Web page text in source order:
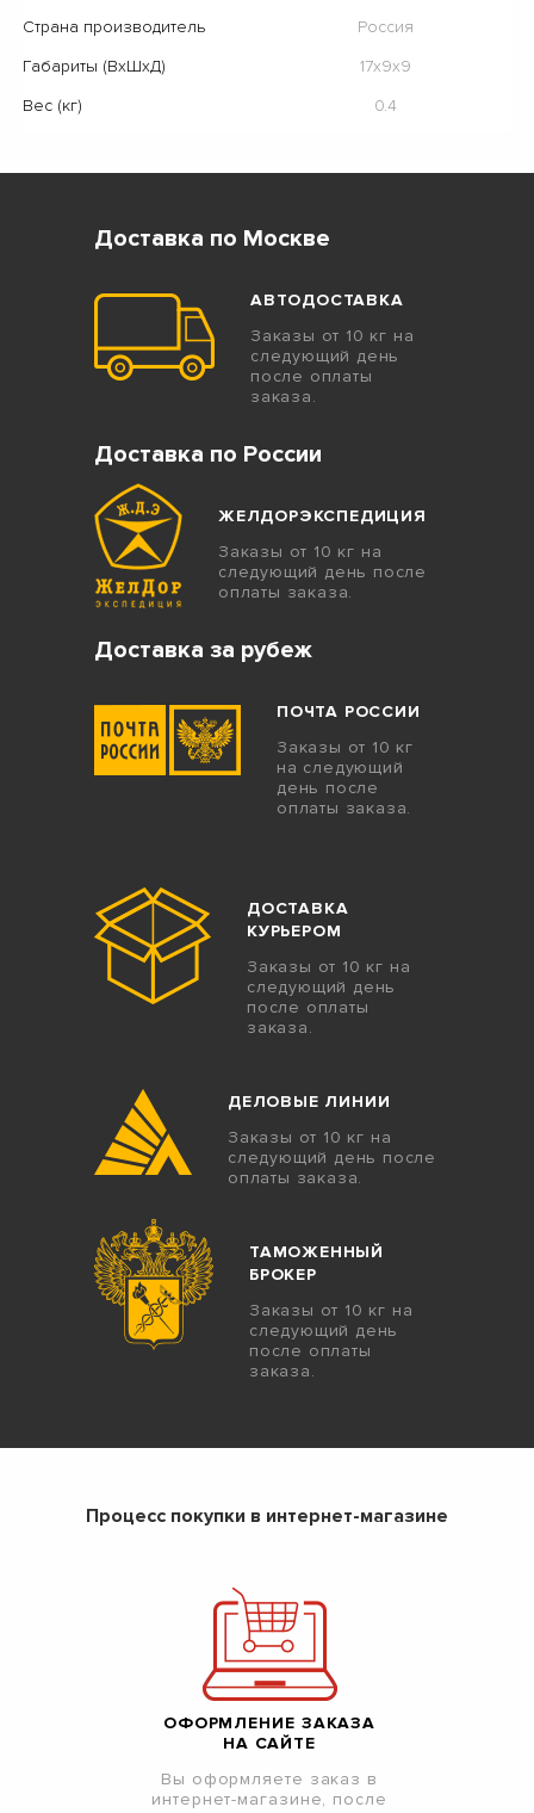
Страна производитель
Россия
Габариты (ВхШхД)
17х9х9
Вес (кг)
0.4
Доставка по Москве
АВТОДОСТАВКА
Заказы от 10 кг на
следующий день
после оплаты
заказа.
Доставка по России
ЖЕЛДОРЭКСПЕДИЦИЯ
Заказы от 10 кг на
следующий день после
оплаты заказа.
Доставка за рубеж
ПОЧТА РОССИИ
Заказы от 10 кг
на следующий
день после
оплаты заказа.
ДОСТАВКА
КУРЬЕРОМ
Заказы от 10 кг на
следующий день
после оплаты
заказа.
ДЕЛОВЫЕ ЛИНИИ
Заказы от 10 кг на
следующий день после
оплаты заказа.
ТАМОЖЕННЫЙ
БРОКЕР
Заказы от 10 кг на
следующий день
после оплаты
заказа.
Процесс покупки в интернет-магазине
ОФОРМЛЕНИЕ ЗАКАЗА
НА САЙТЕ
Вы оформляете заказ в
интернет-магазине, после